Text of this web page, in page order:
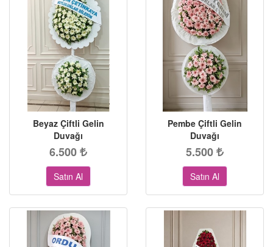
Beyaz Çiftli Gelin
Duvağı
6.500
Satın Al
Pembe Çiftli Gelin
Duvağı
5.500
Satın Al